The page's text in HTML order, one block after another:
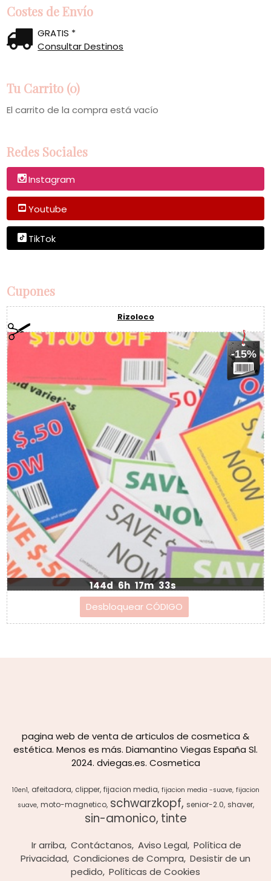
Costes de Envío
GRATIS *
Consultar Destinos
Tu Carrito (0)
El carrito de la compra está vacío
Redes Sociales
Instagram
Youtube
TikTok
Cupones
Rizoloco
-15%
144d 6h 17m 33s
pagina web de venta de articulos de cosmetica &
estética. Menos es más. Diamantino Viegas España Sl.
2024. dviegas.es. Cosmetica
10en1 afeitadora clipper fijacion media fijacion media -suave fijacion
suave moto-magnetico schwarzkopf senior-2.0 shaver
sin-amonico tinte
Ir arriba Contáctanos Aviso Legal Política de
Privacidad Condiciones de Compra Desistir de un
pedido Políticas de Cookies